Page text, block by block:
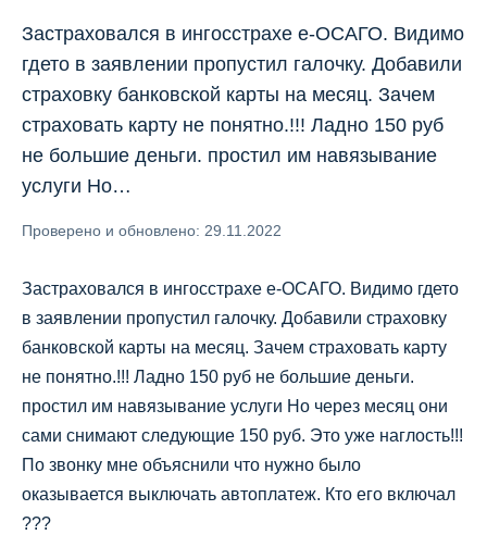
Застраховался в ингосстрахе е-ОСАГО. Видимо
гдето в заявлении пропустил галочку. Добавили
страховку банковской карты на месяц. Зачем
страховать карту не понятно.!!! Ладно 150 руб
не большие деньги. простил им навязывание
услуги Но…
Проверено и обновлено: 29.11.2022
Застраховался в ингосстрахе е-ОСАГО. Видимо гдето
в заявлении пропустил галочку. Добавили страховку
банковской карты на месяц. Зачем страховать карту
не понятно.!!! Ладно 150 руб не большие деньги.
простил им навязывание услуги Но через месяц они
сами снимают следующие 150 руб. Это уже наглость!!!
По звонку мне объяснили что нужно было
оказывается выключать автоплатеж. Кто его включал
???